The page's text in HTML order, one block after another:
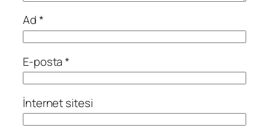
Ad*
E-posta*
İnternet sitesi